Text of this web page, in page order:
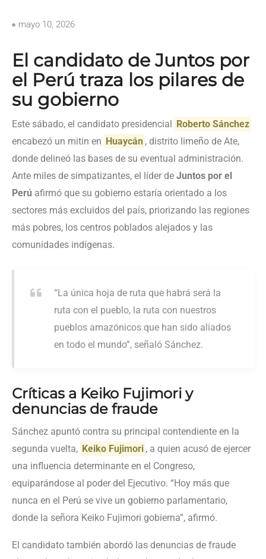
mayo 10, 2026
El candidato de Juntos por
el Perú traza los pilares de
su gobierno
Este sábado, el candidato presidencial Roberto Sánchez
encabezó un mitin en Huaycán , distrito limeño de Ate,
donde delineó las bases de su eventual administración.
Ante miles de simpatizantes, el líder de Juntos por el
Perú afirmó que su gobierno estaría orientado a los
sectores más excluidos del país, priorizando las regiones
más pobres, los centros poblados alejados y las
comunidades indígenas.
“La única hoja de ruta que habrá será la
ruta con el pueblo, la ruta con nuestros
pueblos amazónicos que han sido aliados
en todo el mundo”, señaló Sánchez.
Críticas a Keiko Fujimori y
denuncias de fraude
Sánchez apuntó contra su principal contendiente en la
segunda vuelta, Keiko Fujimori , a quien acusó de ejercer
una influencia determinante en el Congreso,
equiparándose al poder del Ejecutivo. “Hoy más que
nunca en el Perú se vive un gobierno parlamentario,
donde la señora Keiko Fujimori gobierna”, afirmó.
El candidato también abordó las denuncias de fraude